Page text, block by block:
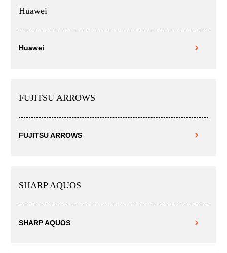
Huawei
Huawei
FUJITSU ARROWS
FUJITSU ARROWS
SHARP AQUOS
SHARP AQUOS